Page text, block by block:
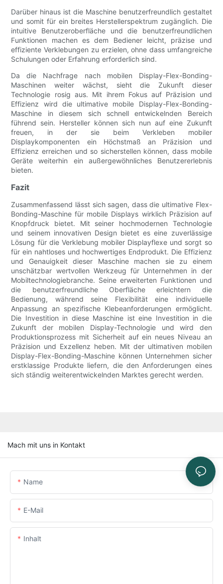
Darüber hinaus ist die Maschine benutzerfreundlich gestaltet
und somit für ein breites Herstellerspektrum zugänglich. Die
intuitive Benutzeroberfläche und die benutzerfreundlichen
Funktionen machen es dem Bediener leicht, präzise und
effiziente Verklebungen zu erzielen, ohne dass umfangreiche
Schulungen oder Erfahrung erforderlich sind.
Da die Nachfrage nach mobilen Display-Flex-Bonding-
Maschinen weiter wächst, sieht die Zukunft dieser
Technologie rosig aus. Mit ihrem Fokus auf Präzision und
Effizienz wird die ultimative mobile Display-Flex-Bonding-
Maschine in diesem sich schnell entwickelnden Bereich
führend sein. Hersteller können sich nun auf eine Zukunft
freuen, in der sie beim Verkleben mobiler
Displaykomponenten ein Höchstmaß an Präzision und
Effizienz erreichen und so sicherstellen können, dass mobile
Geräte weiterhin ein außergewöhnliches Benutzererlebnis
bieten.
Fazit
Zusammenfassend lässt sich sagen, dass die ultimative Flex-
Bonding-Maschine für mobile Displays wirklich Präzision auf
Knopfdruck bietet. Mit seiner hochmodernen Technologie
und seinem innovativen Design bietet es eine zuverlässige
Lösung für die Verklebung mobiler Displayflexe und sorgt so
für ein nahtloses und hochwertiges Endprodukt. Die Effizienz
und Genauigkeit dieser Maschine machen sie zu einem
unschätzbar wertvollen Werkzeug für Unternehmen in der
Mobiltechnologiebranche. Seine erweiterten Funktionen und
die benutzerfreundliche Oberfläche erleichtern die
Bedienung, während seine Flexibilität eine individuelle
Anpassung an spezifische Klebeanforderungen ermöglicht.
Die Investition in diese Maschine ist eine Investition in die
Zukunft der mobilen Display-Technologie und wird den
Produktionsprozess mit Sicherheit auf ein neues Niveau an
Präzision und Exzellenz heben. Mit der ultimativen mobilen
Display-Flex-Bonding-Maschine können Unternehmen sicher
erstklassige Produkte liefern, die den Anforderungen eines
sich ständig weiterentwickelnden Marktes gerecht werden.
Mach mit uns in Kontakt
Name
E-Mail
Inhalt